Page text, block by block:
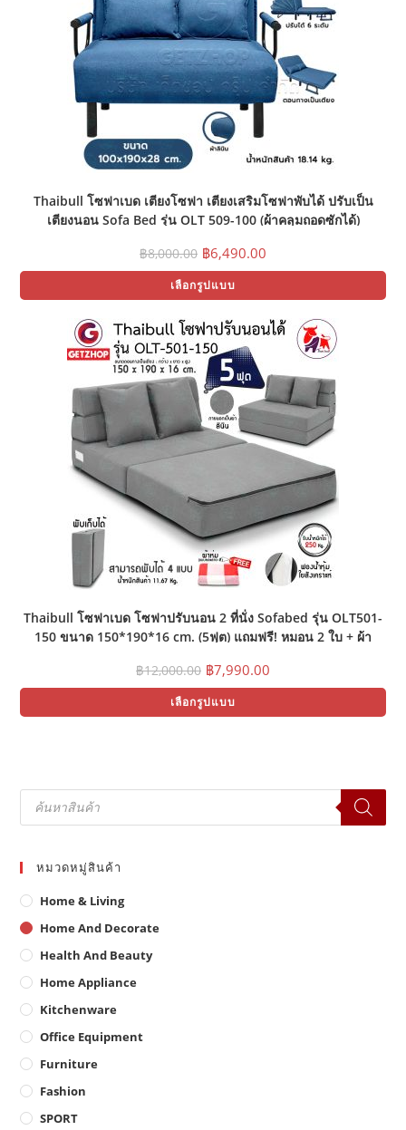
Thaibull โซฟาเบด เตียงโซฟา เตียงเสริมโซฟาพับได้ ปรับเป็น
เตียงนอน Sofa Bed รุ่น OLT 509-100 (ผ้าคลุมถอดซักได้)
฿8,000.00 Original
price
was:
฿8,000.00.
฿6,490.00
price
฿6,490.00.
เลือกรูปแบบ
has
Thaibull โซฟาเบด โซฟาปรับนอน 2 ที่นั่ง Sofabed รุ่น OLT501-
150 ขนาด 150*190*16 cm. (5ฟุต) แถมฟรี! หมอน 2 ใบ + ผ้า
฿12,000.00 Original
price
was:
฿12,000.00.
฿7,990.00
price
฿7,990.00.
เลือกรูปแบบ
has
be
Products
search
หมวดหมู่สินค้า
Home & Living
Home And Decorate
Health And Beauty
Home Appliance
Kitchenware
Office Equipment
Furniture
Fashion
SPORT